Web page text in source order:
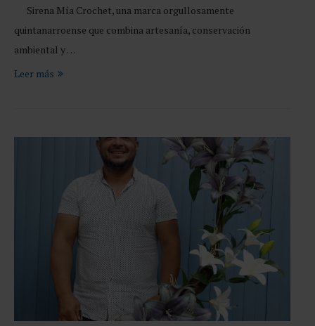
Sirena Mía Crochet, una marca orgullosamente
quintanarroense que combina artesanía, conservación
ambiental y …
Leer más